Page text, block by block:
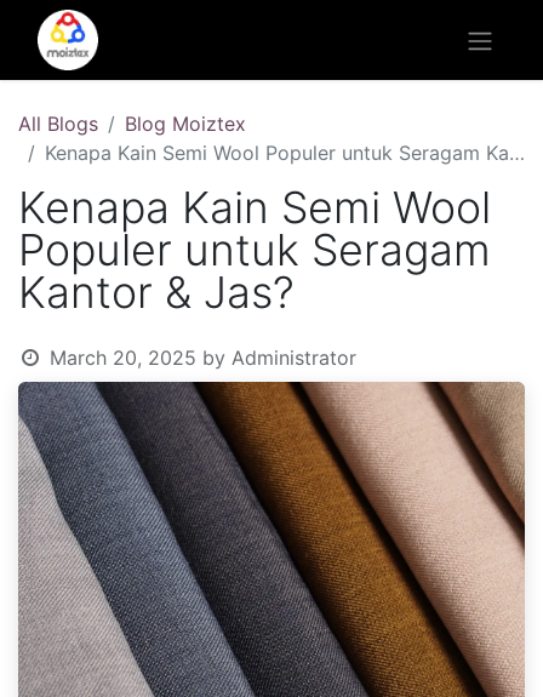
All Blogs
Blog Moiztex
Kenapa Kain Semi Wool Populer untuk Seragam Kantor & Jas?
Kenapa Kain Semi Wool
Populer untuk Seragam
Kantor & Jas?
March 20, 2025 by Administrator